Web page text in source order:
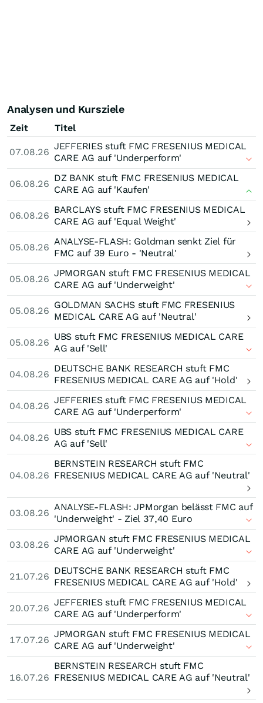
Analysen und Kursziele
Zeit Titel
07.08.26
JEFFERIES stuft FMC FRESENIUS MEDICAL
CARE AG auf 'Underperform'
06.08.26
DZ BANK stuft FMC FRESENIUS MEDICAL
CARE AG auf 'Kaufen'
06.08.26
BARCLAYS stuft FMC FRESENIUS MEDICAL
CARE AG auf 'Equal Weight'
05.08.26
ANALYSE-FLASH: Goldman senkt Ziel für
FMC auf 39 Euro - 'Neutral'
05.08.26
JPMORGAN stuft FMC FRESENIUS MEDICAL
CARE AG auf 'Underweight'
05.08.26
GOLDMAN SACHS stuft FMC FRESENIUS
MEDICAL CARE AG auf 'Neutral'
05.08.26
UBS stuft FMC FRESENIUS MEDICAL CARE
AG auf 'Sell'
04.08.26
DEUTSCHE BANK RESEARCH stuft FMC
FRESENIUS MEDICAL CARE AG auf 'Hold'
04.08.26
JEFFERIES stuft FMC FRESENIUS MEDICAL
CARE AG auf 'Underperform'
04.08.26
UBS stuft FMC FRESENIUS MEDICAL CARE
AG auf 'Sell'
04.08.26
BERNSTEIN RESEARCH stuft FMC
FRESENIUS MEDICAL CARE AG auf 'Neutral'
03.08.26
ANALYSE-FLASH: JPMorgan belässt FMC auf
'Underweight' - Ziel 37,40 Euro
03.08.26
JPMORGAN stuft FMC FRESENIUS MEDICAL
CARE AG auf 'Underweight'
21.07.26
DEUTSCHE BANK RESEARCH stuft FMC
FRESENIUS MEDICAL CARE AG auf 'Hold'
20.07.26
JEFFERIES stuft FMC FRESENIUS MEDICAL
CARE AG auf 'Underperform'
17.07.26
JPMORGAN stuft FMC FRESENIUS MEDICAL
CARE AG auf 'Underweight'
16.07.26
BERNSTEIN RESEARCH stuft FMC
FRESENIUS MEDICAL CARE AG auf 'Neutral'